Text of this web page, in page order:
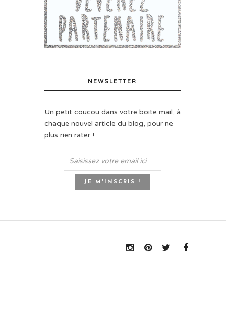
NEWSLETTER
Un petit coucou dans votre boite mail, à
chaque nouvel article du blog, pour ne
plus rien rater !